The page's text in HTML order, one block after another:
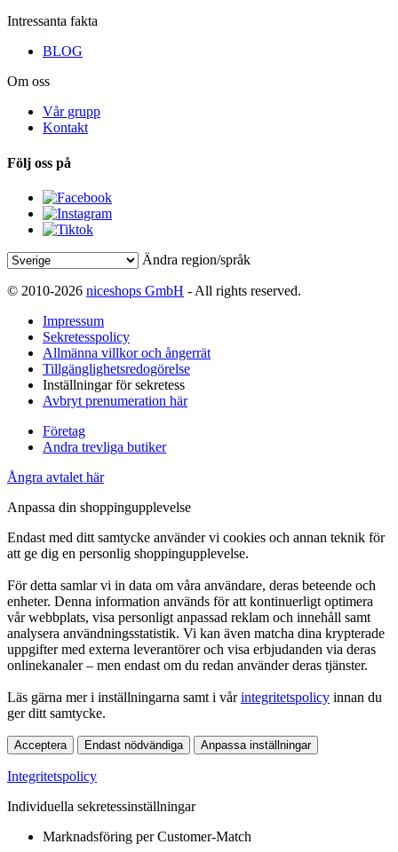
Intressanta fakta
BLOG
Om oss
Vår grupp
Kontakt
Följ oss på
Ändra region/språk
© 2010-2026 niceshops GmbH - All rights reserved.
Impressum
Sekretesspolicy
Allmänna villkor och ångerrät
Tillgänglighetsredogörelse
Inställningar för sekretess
Avbryt prenumeration här
Företag
Andra trevliga butiker
Ångra avtalet här
Anpassa din shoppingupplevelse
Endast med ditt samtycke använder vi cookies och annan teknik för
att ge dig en personlig shoppingupplevelse.
För detta samlar vi in data om våra användare, deras beteende och
enheter. Denna information används för att kontinuerligt optimera
vår webbplats, visa personligt anpassad reklam och innehåll samt
analysera användningsstatistik. Vi kan även matcha dina krypterade
uppgifter med externa leverantörer och visa erbjudanden via deras
onlinekanaler – men endast om du redan använder deras tjänster.
Läs gärna mer i inställningarna samt i vårintegritetspolicy innan du
ger ditt samtycke.
Acceptera Endast nödvändiga Anpassa inställningar
Integritetspolicy
Individuella sekretessinställningar
Marknadsföring per Customer-Match